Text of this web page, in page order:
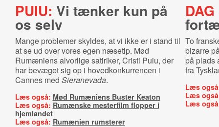
PUIU: Vi tænker kun på
os selv
Mange problemer skyldes, at vi ikke er i stand til
at se ud over vores egen næsetip. Mød
Rumæniens alvorlige satiriker, Cristi Puiu, der
har bevæget sig op i hovedkonkurrencen i
Cannes med Sieranevada.
Læs også: Mød Rumæniens Buster Keaton
Læs også: Rumænske mesterfilm flopper i
hjemlandet
Læs også: Rumænien rumsterer
To
bizarre
på plads
fra
Læs
Læs
Læs